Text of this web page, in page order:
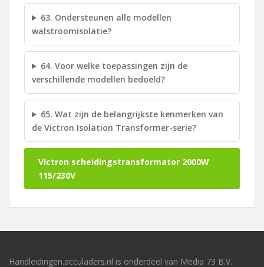
63. Ondersteunen alle modellen
walstroomisolatie?
64. Voor welke toepassingen zijn de
verschillende modellen bedoeld?
65. Wat zijn de belangrijkste kenmerken van
de Victron Isolation Transformer-serie?
Victron scheidingstransformator 2000W
115/230V
Handleidingen.acculaders.nl is onderdeel van Media 73 B.V.